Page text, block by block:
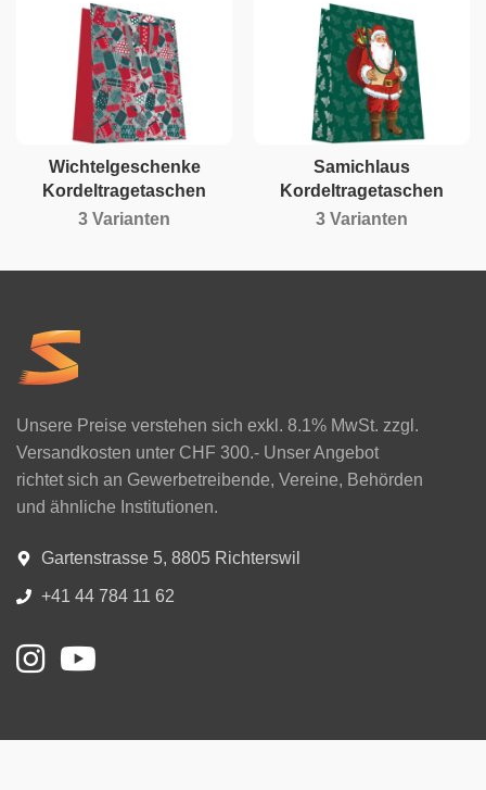
Wichtelgeschenke
Kordeltragetaschen
3 Varianten
Samichlaus
Kordeltragetaschen
3 Varianten
Unsere Preise verstehen sich exkl. 8.1% MwSt. zzgl.
Versandkosten unter CHF 300.- Unser Angebot
richtet sich an Gewerbetreibende, Vereine, Behörden
und ähnliche Institutionen.
Gartenstrasse 5, 8805 Richterswil
+41 44 784 11 62